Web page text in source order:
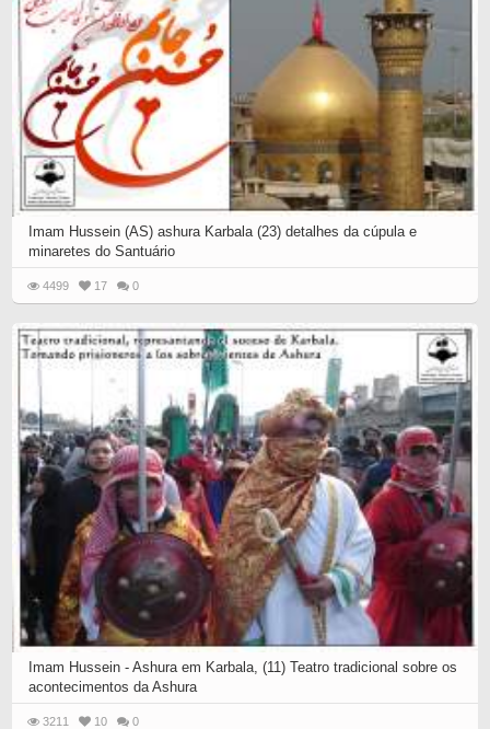
Imam Hussein (AS) ashura Karbala (23) detalhes da cúpula e
minaretes do Santuário
4499 17 0
Imam Hussein - Ashura em Karbala, (11) Teatro tradicional sobre os
acontecimentos da Ashura
3211 10 0